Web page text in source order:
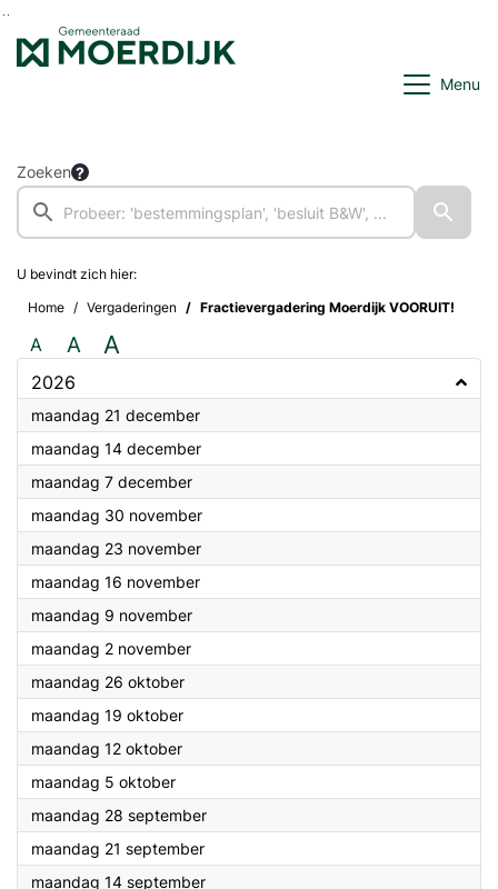
Ga naar de inhoud van deze pagina
Ga naar het zoeken
Ga naar het menu
Menu
Zoeken
U bevindt zich hier:
Home
Vergaderingen Fractievergadering Moerdijk VOORUIT!
A A A
2026
maandag 21 december2026
maandag 14 december2026
maandag 7 december2026
maandag 30 november2026
maandag 23 november2026
maandag 16 november2026
maandag 9 november2026
maandag 2 november2026
maandag 26 oktober2026
maandag 19 oktober2026
maandag 12 oktober2026
maandag 5 oktober2026
maandag 28 september2026
maandag 21 september2026
maandag 14 september2026